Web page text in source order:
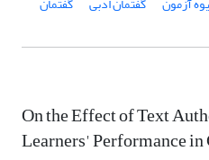
On the Effect of Text
Learners' Performance